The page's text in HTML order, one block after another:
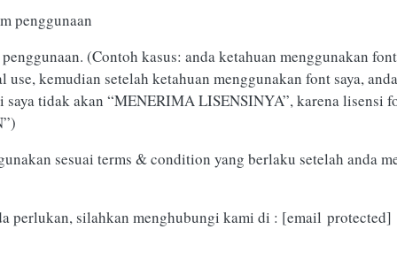
penggunaan
(Contoh kasus: anda ketahuan menggunakan
kemudian setelah ketahuan menggunakan font saya,
tidak akan “MENERIMA LISENSINYA”, karena lisensi
sesuai terms & condition yang berlaku setelah anda
perlukan, silahkan menghubungi kami di : [email protected]